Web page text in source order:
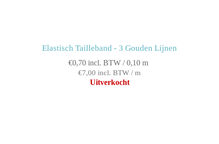
Elastisch Tailleband - 3 Gouden Lijnen
€0,70 incl. BTW / 0,10 m
€7,00 incl. BTW / m
Uitverkocht